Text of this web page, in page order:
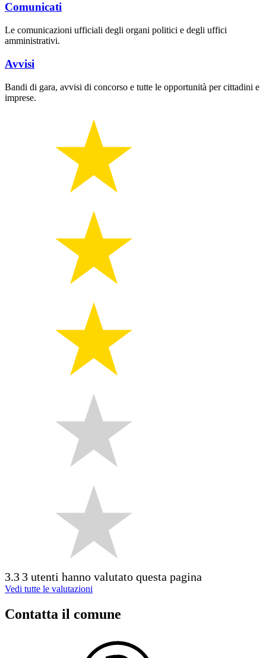
Comunicati
Le comunicazioni ufficiali degli organi politici e degli uffici
amministrativi.
Avvisi
Bandi di gara, avvisi di concorso e tutte le opportunità per cittadini e
imprese.
3.3 3 utenti hanno valutato questa pagina
Vedi tutte le valutazioni
Contatta il comune